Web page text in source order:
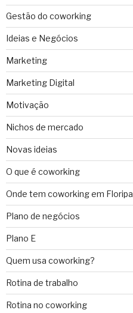
Gestão do coworking
Ideias e Negócios
Marketing
Marketing Digital
Motivação
Nichos de mercado
Novas ideias
O que é coworking
Onde tem coworking em Floripa
Plano de negócios
Plano E
Quem usa coworking?
Rotina de trabalho
Rotina no coworking